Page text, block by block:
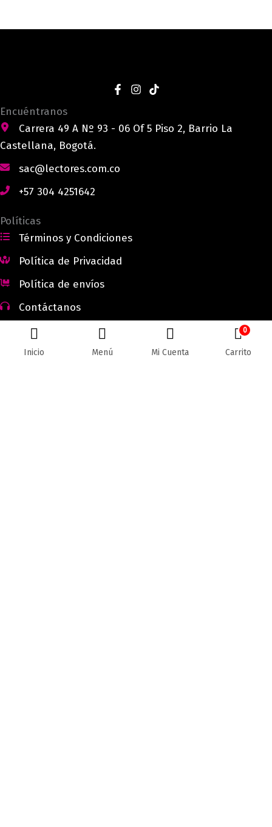
Encuéntranos
Carrera 49 A Nº 93 - 06 Of 5 Piso 2, Barrio La
Castellana, Bogotá.
sac@lectores.com.co
+57 304 4251642
Políticas
Términos y Condiciones
Política de Privacidad
Política de envíos
Contáctanos
Inicio Menú Mi Cuenta
0
Carrito